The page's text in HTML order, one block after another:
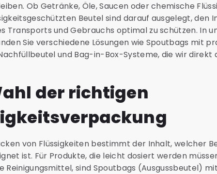
Ob Getränke, Öle, Saucen oder chemische
Beutel sind darauf ausgelegt, den
Transports und Gebrauchs optimal zu schützen. In
Sie verschiedene Lösungen wie Spoutbags mit
und Bag-in-Box-Systeme, die wir direkt
der richtigen
von Flüssigkeiten bestimmt der Inhalt, welcher
ist. Für Produkte, die leicht dosiert werden
Reinigungsmittel, sind Spoutbags (Ausgussbeutel)